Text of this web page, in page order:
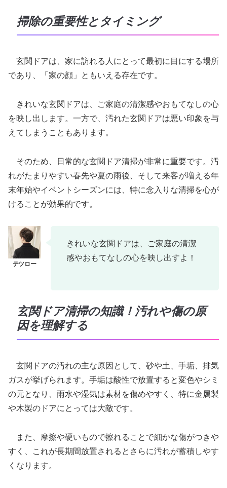
掃除の重要性とタイミング
玄関ドアは、家に訪れる人にとって最初に目にする場所
であり、「家の顔」ともいえる存在です。
きれいな玄関ドアは、ご家庭の清潔感やおもてなしの心
を映し出します。一方で、汚れた玄関ドアは悪い印象を与
えてしまうこともあります。
そのため、日常的な玄関ドア清掃が非常に重要です。汚
れがたまりやすい春先や夏の雨後、そして来客が増える年
末年始やイベントシーズンには、特に念入りな清掃を心が
けることが効果的です。
きれいな玄関ドアは、ご家庭の清潔
感やおもてなしの心を映し出すよ！
玄関ドア清掃の知識！汚れや傷の原
因を理解する
玄関ドアの汚れの主な原因として、砂や土、手垢、排気
ガスが挙げられます。手垢は酸性で放置すると変色やシミ
の元となり、雨水や湿気は素材を傷めやすく、特に金属製
や木製のドアにとっては大敵です。
また、摩擦や硬いもので擦れることで細かな傷がつきや
すく、これが長期間放置されるとさらに汚れが蓄積しやす
くなります。